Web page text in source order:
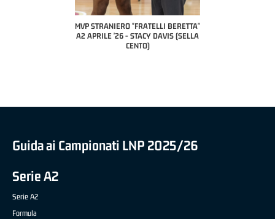
"FRATELLI BERETTA"
MVP "FRATELLI BERETTA" SAMUEL
DILAS B NAZIONALE APRILE '26 -
MARCO RESTELLI (TAV TREVIGLIO
Guida ai Campionati LNP 2025/26
Serie A2
Serie A2
Formula